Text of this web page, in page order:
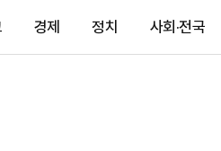
경제 정치 사회·전국